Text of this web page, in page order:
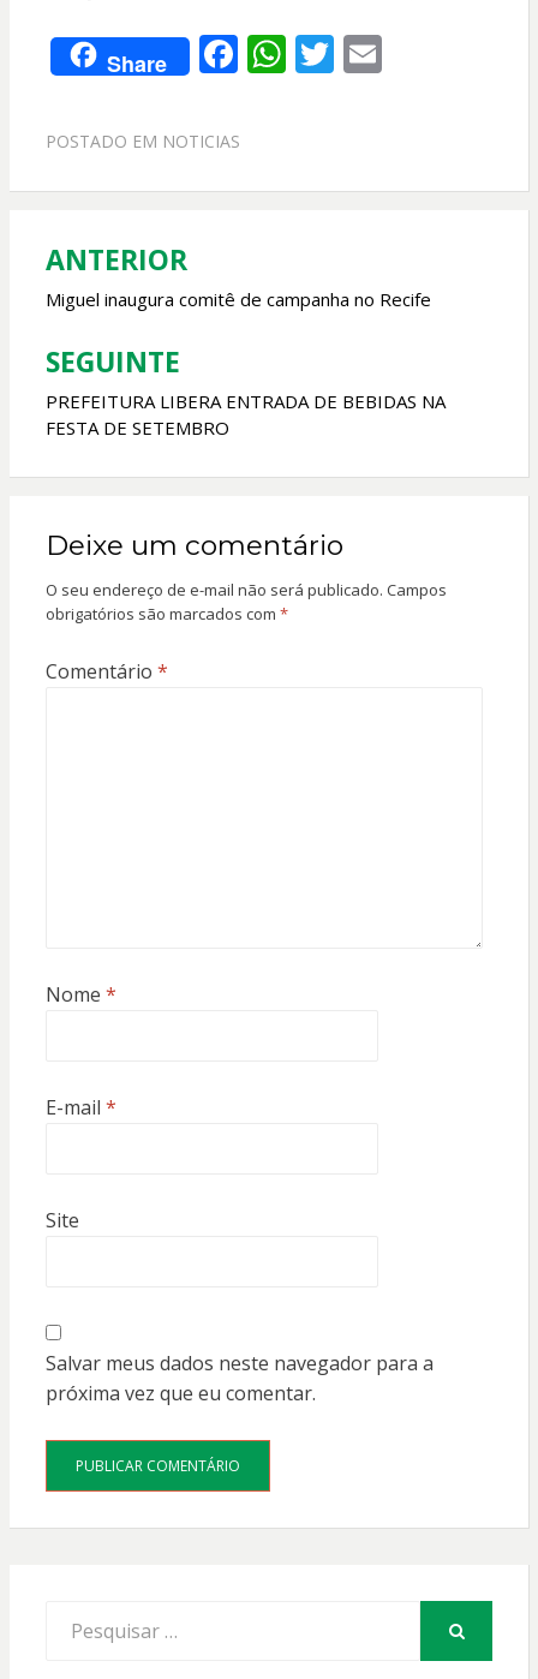
Share F
e
o
k
W
A
p
T E
POSTADO EM NOTICIAS
Navegação
de
Post
ANTERIOR
Miguel inaugura comitê de campanha no Recife
SEGUINTE
PREFEITURA LIBERA ENTRADA DE BEBIDAS NA
FESTA DE SETEMBRO
Deixe um comentário
O seu endereço de e-mail não será publicado. Campos
obrigatórios são marcados com *
Comentário *
Nome *
E-mail *
Site
Salvar meus dados neste navegador para a
próxima vez que eu comentar.
por: